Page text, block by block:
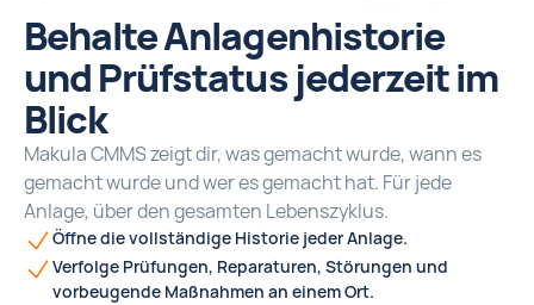
Behalte Anlagenhistorie
und Prüfstatus jederzeit im
Blick
Makula CMMS zeigt dir, was gemacht wurde, wann es
gemacht wurde und wer es gemacht hat. Für jede
Anlage, über den gesamten Lebenszyklus.
Öffne die vollständige Historie jeder Anlage.
Verfolge Prüfungen, Reparaturen, Störungen und
vorbeugende Maßnahmen an einem Ort.